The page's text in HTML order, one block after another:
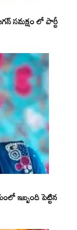
సమక్షం లో పార్టీ
ఇబ్బంది పెట్టిన